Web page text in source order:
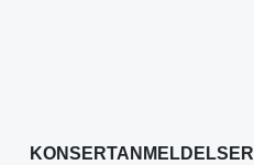
KONSERTANMELDELSER